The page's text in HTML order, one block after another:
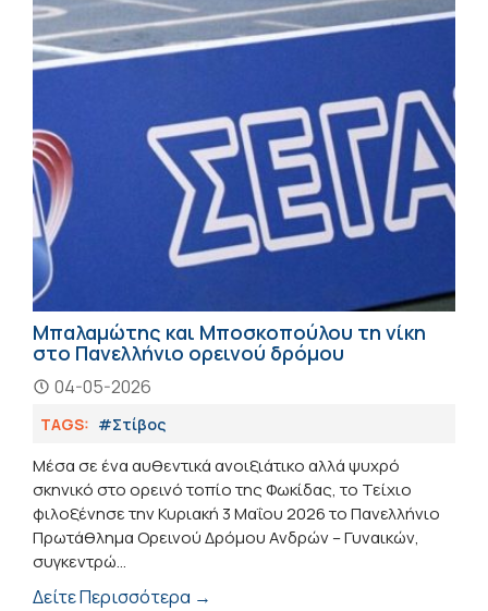
Μπαλαμώτης και Μποσκοπούλου τη νίκη
στο Πανελλήνιο ορεινού δρόμου
04-05-2026
TAGS: #Στίβος
Μέσα σε ένα αυθεντικά ανοιξιάτικο αλλά ψυχρό
σκηνικό στο ορεινό τοπίο της Φωκίδας, το Τείχιο
φιλοξένησε την Κυριακή 3 Μαΐου 2026 το Πανελλήνιο
Πρωτάθλημα Ορεινού Δρόμου Ανδρών – Γυναικών,
συγκεντρώ...
Δείτε Περισσότερα →